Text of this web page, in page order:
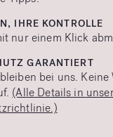
IHRE KONTROLLE
nur einem Klick
GARANTIERT
bei uns. Keine
(Alle Details in